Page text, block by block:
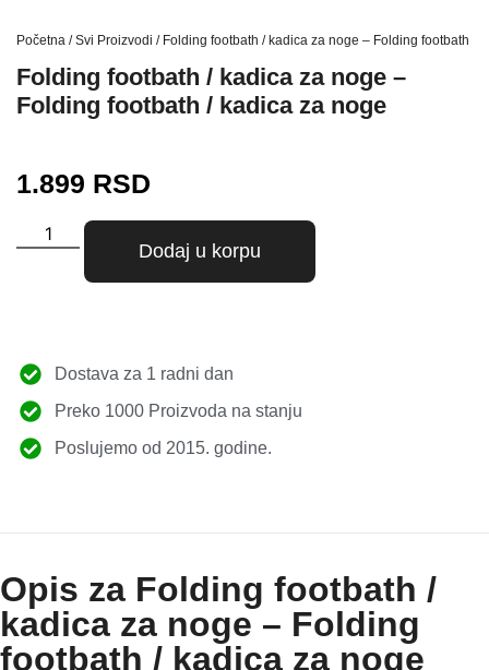
Početna /Svi Proizvodi / Folding footbath / kadica za noge – Folding footbath /
Folding footbath / kadica za noge –
Folding footbath / kadica za noge
1.899 RSD
Dodaj u korpu
Dostava za 1 radni dan
Preko 1000 Proizvoda na stanju
Poslujemo od 2015. godine.
Opis za Folding footbath /
kadica za noge – Folding
footbath / kadica za noge